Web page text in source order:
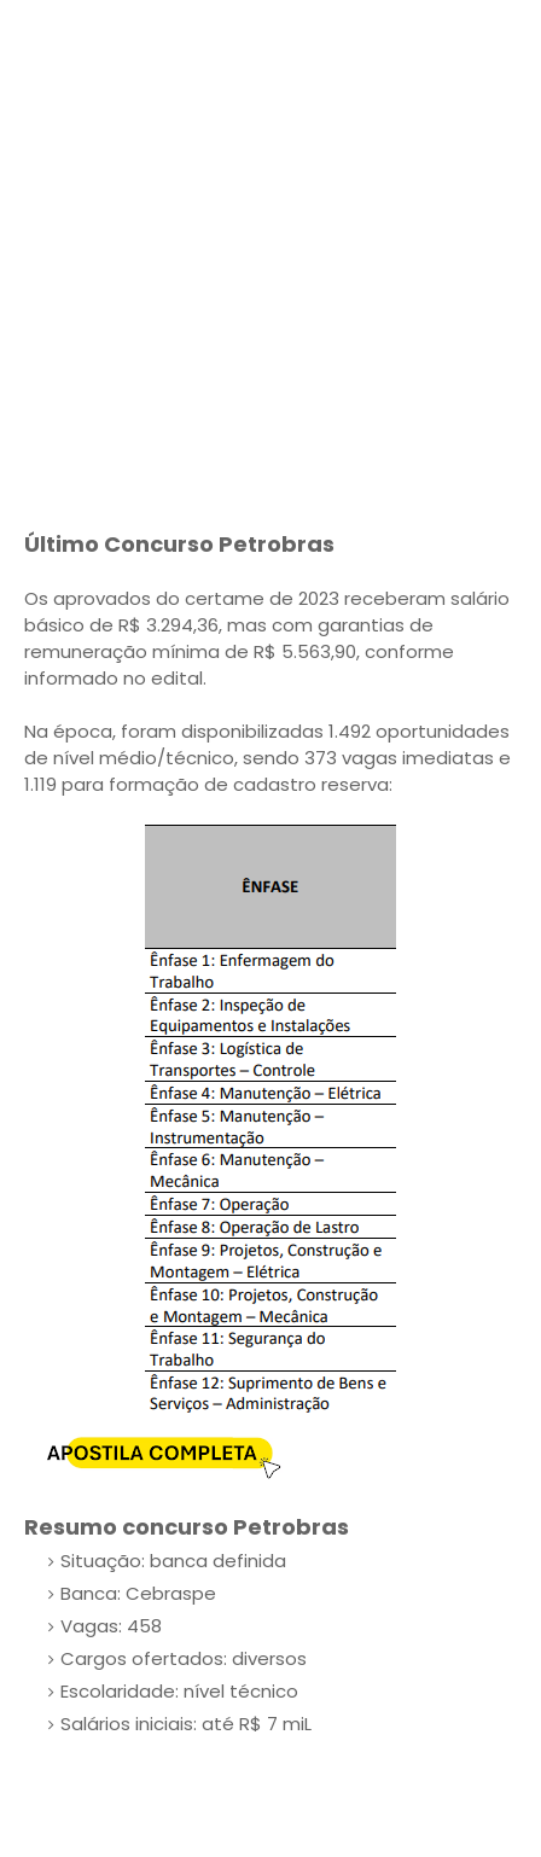
Último Concurso Petrobras
Os aprovados do certame de 2023 receberam salário
básico de R$ 3.294,36, mas com garantias de
remuneração mínima de R$ 5.563,90, conforme
informado no edital.
Na época, foram disponibilizadas 1.492 oportunidades
de nível médio/técnico, sendo 373 vagas imediatas e
1.119 para formação de cadastro reserva:
Resumo concurso Petrobras
Situação: banca definida
Banca: Cebraspe
Vagas: 458
Cargos ofertados: diversos
Escolaridade: nível técnico
Salários iniciais: até R$ 7 miL